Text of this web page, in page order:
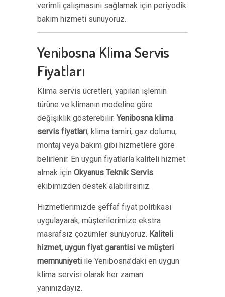
verimli çalışmasını sağlamak için periyodik
bakım hizmeti sunuyoruz.
Yenibosna Klima Servis
Fiyatları
Klima servis ücretleri, yapılan işlemin
türüne ve klimanın modeline göre
değişiklik gösterebilir.Yenibosna klima
servis fiyatları, klima tamiri, gaz dolumu,
montaj veya bakım gibi hizmetlere göre
belirlenir. En uygun fiyatlarla kaliteli hizmet
almak için Okyanus Teknik Servis
ekibimizden destek alabilirsiniz.
Hizmetlerimizde şeffaf fiyat politikası
uygulayarak, müşterilerimize ekstra
masrafsız çözümler sunuyoruz. Kaliteli
hizmet, uygun fiyat garantisi ve müşteri
memnuniyeti ile Yenibosna’daki en uygun
klima servisi olarak her zaman
yanınızdayız.